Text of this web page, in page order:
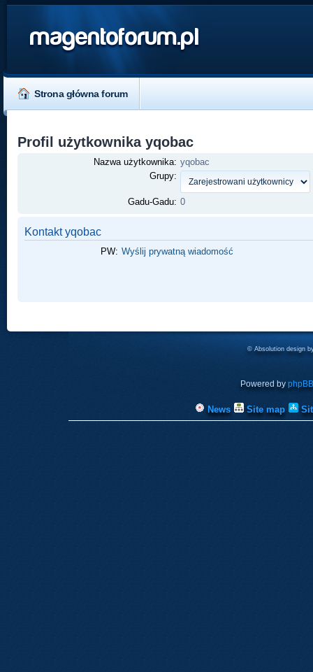
magentoforum.pl
Strona główna forum
Profil użytkownika yqobac
Nazwa użytkownika: yqobac
Grupy:
Gadu-Gadu: 0
Kontakt yqobac
PW: Wyślij prywatną wiadomość
© Absolution design
Powered by phpBB
News Site map